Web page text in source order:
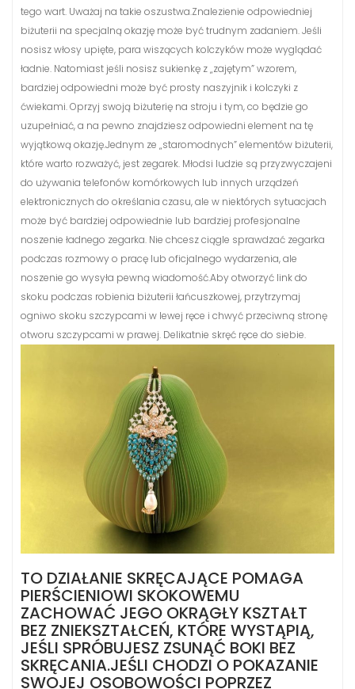
tego wart. Uważaj na takie oszustwa.Znalezienie odpowiedniej
biżuterii na specjalną okazję może być trudnym zadaniem. Jeśli
nosisz włosy upięte, para wiszących kolczyków może wyglądać
ładnie. Natomiast jeśli nosisz sukienkę z „zajętym” wzorem,
bardziej odpowiedni może być prosty naszyjnik i kolczyki z
ćwiekami. Oprzyj swoją biżuterię na stroju i tym, co będzie go
uzupełniać, a na pewno znajdziesz odpowiedni element na tę
wyjątkową okazję.Jednym ze „staromodnych” elementów biżuterii,
które warto rozważyć, jest zegarek. Młodsi ludzie są przyzwyczajeni
do używania telefonów komórkowych lub innych urządzeń
elektronicznych do określania czasu, ale w niektórych sytuacjach
może być bardziej odpowiednie lub bardziej profesjonalne
noszenie ładnego zegarka. Nie chcesz ciągle sprawdzać zegarka
podczas rozmowy o pracę lub oficjalnego wydarzenia, ale
noszenie go wysyła pewną wiadomość.Aby otworzyć link do
skoku podczas robienia biżuterii łańcuszkowej, przytrzymaj
ogniwo skoku szczypcami w lewej ręce i chwyć przeciwną stronę
otworu szczypcami w prawej. Delikatnie skręć ręce do siebie.
TO DZIAŁANIE SKRĘCAJĄCE POMAGA
PIERŚCIENIOWI SKOKOWEMU
ZACHOWAĆ JEGO OKRĄGŁY KSZTAŁT
BEZ ZNIEKSZTAŁCEŃ, KTÓRE WYSTĄPIĄ,
JEŚLI SPRÓBUJESZ ZSUNĄĆ BOKI BEZ
SKRĘCANIA.JEŚLI CHODZI O POKAZANIE
SWOJEJ OSOBOWOŚCI POPRZEZ